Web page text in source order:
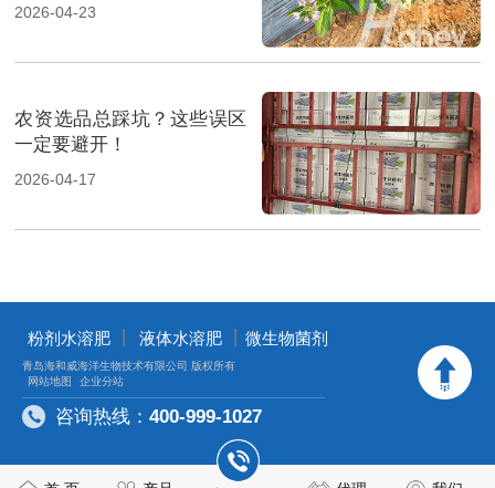
2026-04-23
农资选品总踩坑？这些误区
一定要避开！
2026-04-17
粉剂水溶肥 液体水溶肥 丨微生物菌剂
青岛海和威海洋生物技术有限公司 版权所有
网站地图
企业分站
咨询热线：400-999-1027